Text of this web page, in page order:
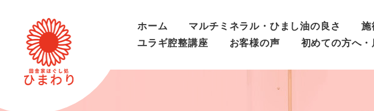
ホーム マルチミネラル・ひまし油の良さ
施
ユラギ腔整講座
お客様の声 初めての方へ・